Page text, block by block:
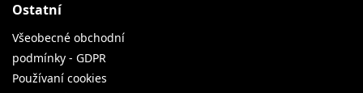
Ostatní
Všeobecné obchodní
podmínky - GDPR
Používaní cookies